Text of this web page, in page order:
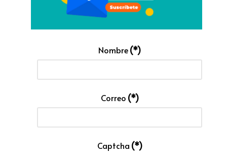
Nombre(*)
Correo (*)
Captcha (*)